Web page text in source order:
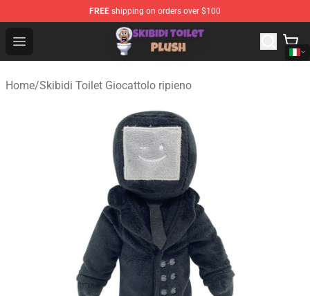
FREE shipping on orders over $100
Open menu
Skibidi Toilet Plush Shop - Official Skibidi Toilet Plush
Home/Skibidi Toilet Giocattolo ripieno